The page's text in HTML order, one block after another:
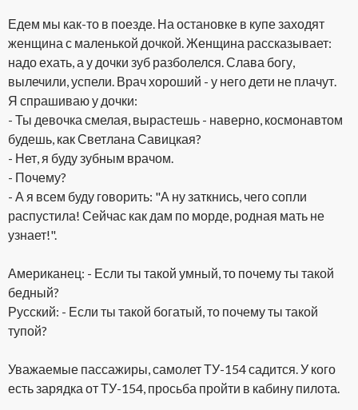
Едем мы как-то в поезде. На остановке в купе заходят
женщина с маленькой дочкой. Женщина рассказывает:
надо ехать, а у дочки зуб разболелся. Слава богу,
вылечили, успели. Врач хороший - у него дети не плачут.
Я спрашиваю у дочки:
- Ты девочка смелая, вырастешь - наверно, космонавтом
будешь, как Светлана Савицкая?
- Нет, я буду зубным врачом.
- Почему?
- А я всем буду говорить: "А ну заткнись, чего сопли
распустила! Сейчас как дам по морде, родная мать не
узнает!".
Американец: - Если ты такой умный, то почему ты такой
бедный?
Русский: - Если ты такой богатый, то почему ты такой
тупой?
Уважаемые пассажиры, самолет ТУ-154 садится. У кого
есть зарядка от ТУ-154, просьба пройти в кабину пилота.